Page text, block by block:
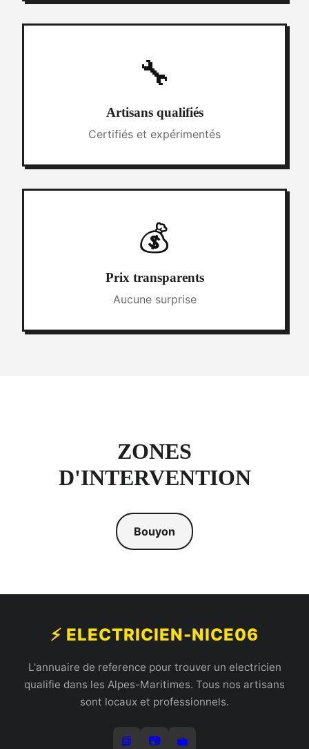
🔧
Artisans qualifiés
Certifiés et expérimentés
💰
Prix transparents
Aucune surprise
ZONES
D'INTERVENTION
Bouyon
⚡ ELECTRICIEN-NICE06
L'annuaire de reference pour trouver un electricien
qualifie dans les Alpes-Maritimes. Tous nos artisans
sont locaux et professionnels.
📘 📷 💼